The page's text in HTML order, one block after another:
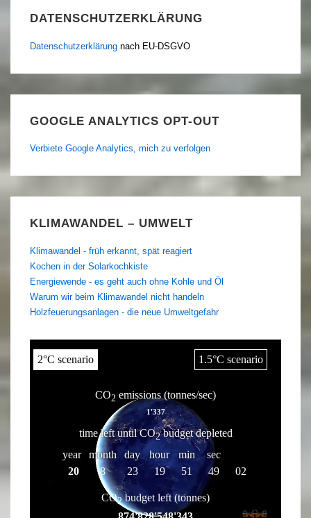
DATENSCHUTZERKLÄRUNG
Datenschutzerklärung nach EU-DSGVO
GOOGLE ANALYTICS OPT-OUT
Verbiete Google Analytics, mich zu verfolgen
KLIMAWANDEL – UMWELT
Klimawandel - früh erkannt, spät reagiert
Kochen in der Solarkochkiste
Energiewende - es geht auch ohne Kohle und Öl
Warum wir beim Klimawandel nicht handeln
Holzfeuerungsanlagen - die neue Umweltgefahr